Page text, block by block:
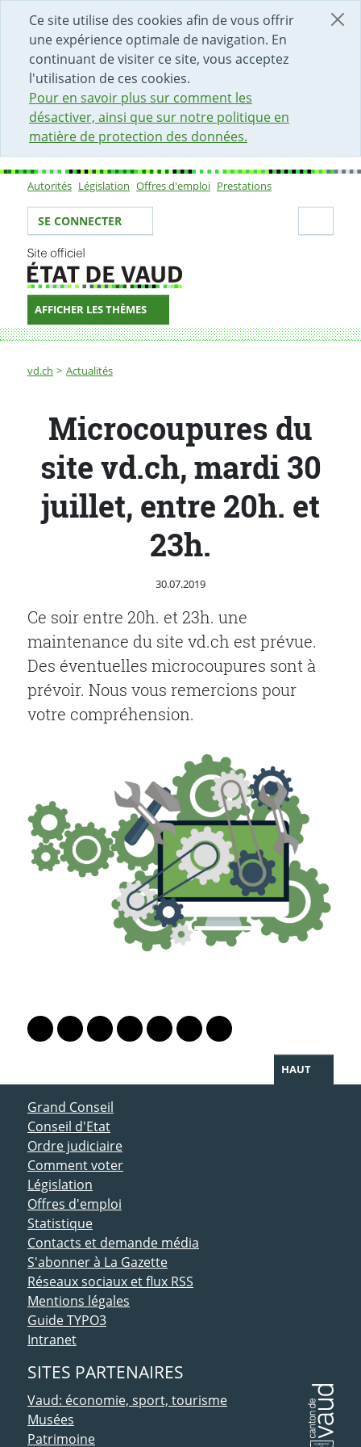
Ce site utilise des cookies afin de vous offrir
une expérience optimale de navigation. En
continuant de visiter ce site, vous acceptez
l'utilisation de ces cookies.
Pour en savoir plus sur comment les
désactiver, ainsi que sur notre politique en
matière de protection des données.
DÉBUT DU CONTENU DE LA PAGE
ACCÈS AU CHAMP DE RECHERCHE
PAGE D'ACCUEIL
FORMULAIRE DE CONTACT
Sous-navigation
Autorités Législation Offres d'emploi Prestations
Votre identité
SE CONNECTER
AFFICHER LES THÈMES
Fil d'Ariane
vd.ch Actualités
Microcoupures du site vd.ch, mardi 30 juillet, entre
Microcoupures du
site vd.ch, mardi 30
juillet, entre 20h. et
23h.
Publié le
30.07.2019
Ce soir entre 20h. et 23h. une
maintenance du site vd.ch est prévue.
Des éventuelles microcoupures sont à
prévoir. Nous vous remercions pour
votre compréhension.
Lien vers le profil Mastodon
Lien vers le profil Bluesky
Lien vers le profil Instagram
Lien vers le profil Linkedin
Lien vers le profil Facebook
Lien vers le profil Twitter
Partager par WhatsApp
HAUT
ACCÈS DIRECT
Grand Conseil
Conseil d'Etat
Ordre judiciaire
Comment voter
Législation
Offres d'emploi
Statistique
Contacts et demande média
S'abonner à La Gazette
Réseaux sociaux et flux RSS
Mentions légales
Guide TYPO3
Intranet
SITES PARTENAIRES
Vaud: économie, sport, tourisme
Musées
Patrimoine